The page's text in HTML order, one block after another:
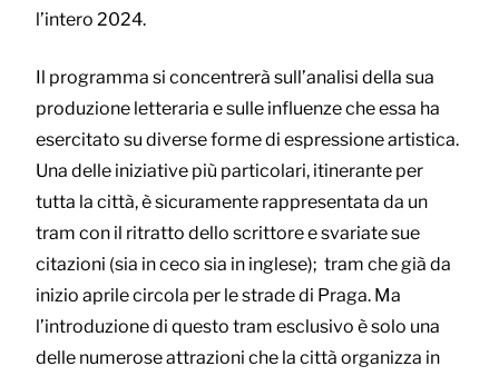
l’intero 2024.
Il programma si concentrerà sull’analisi della sua
produzione letteraria e sulle influenze che essa ha
esercitato su diverse forme di espressione artistica.
Una delle iniziative più particolari, itinerante per
tutta la città, è sicuramente rappresentata da un
tram con il ritratto dello scrittore e svariate sue
citazioni (sia in ceco sia in inglese); tram che già da
inizio aprile circola per le strade di Praga. Ma
l’introduzione di questo tram esclusivo è solo una
delle numerose attrazioni che la città organizza in